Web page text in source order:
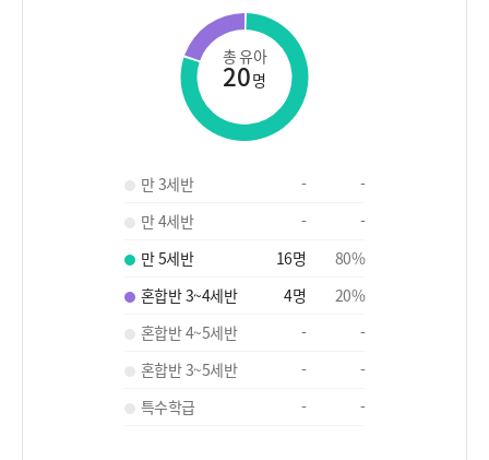
총 유아
20명
만 3세반 -
-
만 4세반
-
-
만 5세반
16명 80%
혼합반 3~4세반
4명 20%
혼합반 4~5세반
-
-
혼합반 3~5세반
-
-
특수학급
- -